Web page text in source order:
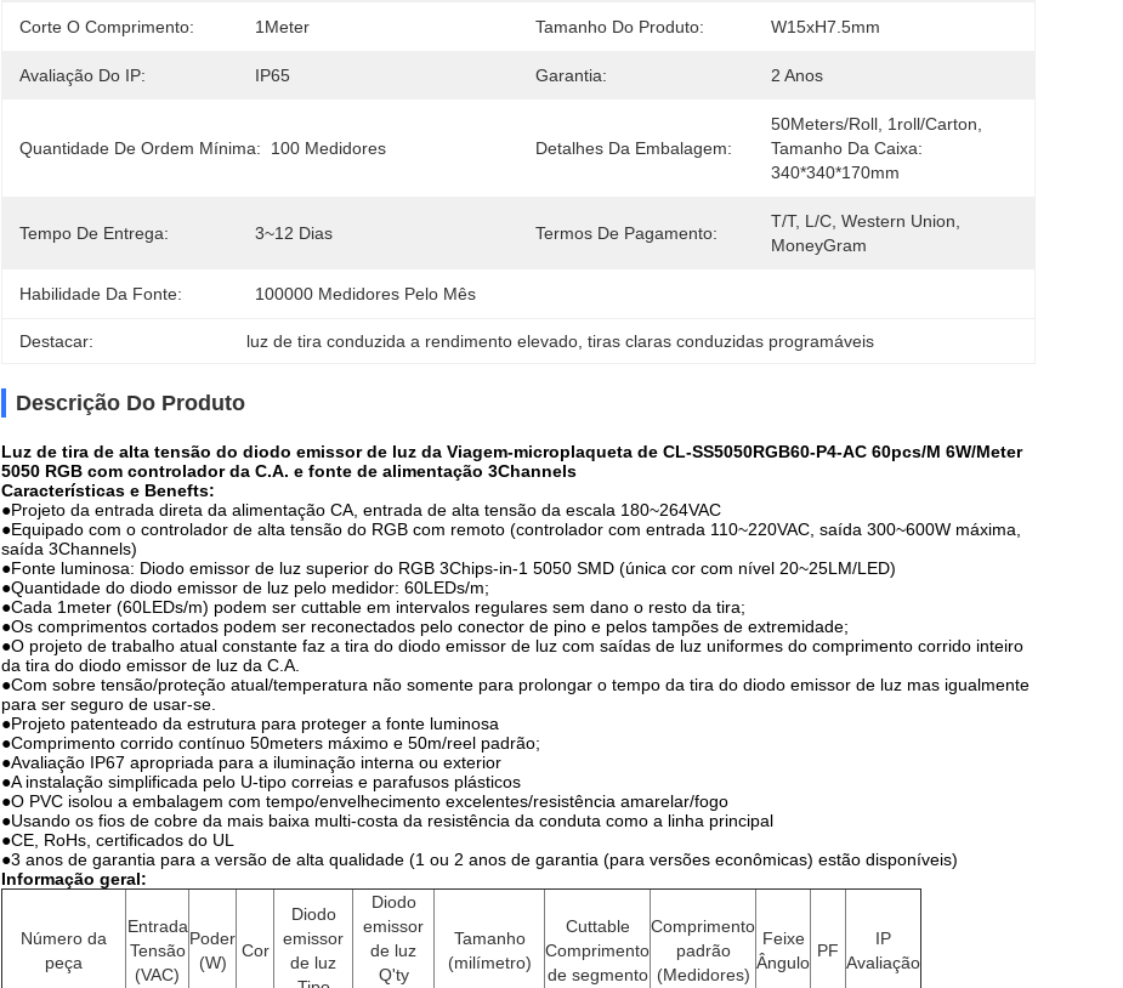
Corte O Comprimento: 1Meter Tamanho Do Produto: W15xH7.5mm
Avaliação Do IP: IP65 Garantia: 2 Anos
Quantidade De Ordem Mínima: 100 Medidores Detalhes Da Embalagem:
50Meters/roll, 1roll/carton,
Tamanho Da Caixa:
340*340*170mm
Tempo De Entrega: 3~12 Dias Termos De Pagamento:
T/T, L/C, Western Union,
MoneyGram
Habilidade Da Fonte: 100000 Medidores Pelo Mês
Destacar: luz de tira conduzida a rendimento elevado , tiras claras conduzidas programáveis
Descrição Do Produto
Luz de tira de alta tensão do diodo emissor de luz da Viagem-microplaqueta de CL-SS5050RGB60-P4-AC 60pcs/M 6W/Meter
5050 RGB com controlador da C.A. e fonte de alimentação 3Channels
Características e Benefts:
●Projeto da entrada direta da alimentação CA, entrada de alta tensão da escala 180~264VAC
●Equipado com o controlador de alta tensão do RGB com remoto (controlador com entrada 110~220VAC, saída 300~600W máxima,
saída 3Channels)
●Fonte luminosa: Diodo emissor de luz superior do RGB 3Chips-in-1 5050 SMD (única cor com nível 20~25LM/LED)
●Quantidade do diodo emissor de luz pelo medidor: 60LEDs/m;
●Cada 1meter (60LEDs/m) podem ser cuttable em intervalos regulares sem dano o resto da tira;
●Os comprimentos cortados podem ser reconectados pelo conector de pino e pelos tampões de extremidade;
●O projeto de trabalho atual constante faz a tira do diodo emissor de luz com saídas de luz uniformes do comprimento corrido inteiro
da tira do diodo emissor de luz da C.A.
●Com sobre tensão/proteção atual/temperatura não somente para prolongar o tempo da tira do diodo emissor de luz mas igualmente
para ser seguro de usar-se.
●Projeto patenteado da estrutura para proteger a fonte luminosa
●Comprimento corrido contínuo 50meters máximo e 50m/reel padrão;
●Avaliação IP67 apropriada para a iluminação interna ou exterior
●A instalação simplificada pelo U-tipo correias e parafusos plásticos
●O PVC isolou a embalagem com tempo/envelhecimento excelentes/resistência amarelar/fogo
●Usando os fios de cobre da mais baixa multi-costa da resistência da conduta como a linha principal
●CE, RoHs, certificados do UL
●3 anos de garantia para a versão de alta qualidade (1 ou 2 anos de garantia (para versões econômicas) estão disponíveis)
Informação geral:
Número da
peça
Entrada
Tensão
(VAC)
Poder
(W)
Cor
Diodo
emissor
de luz
Diodo
emissor
de luz
Q'ty
Tamanho
(milímetro)
Cuttable
Comprimento
de segmento
Comprimento
padrão
(Medidores)
Feixe
Ângulo
PF
IP
Avaliação